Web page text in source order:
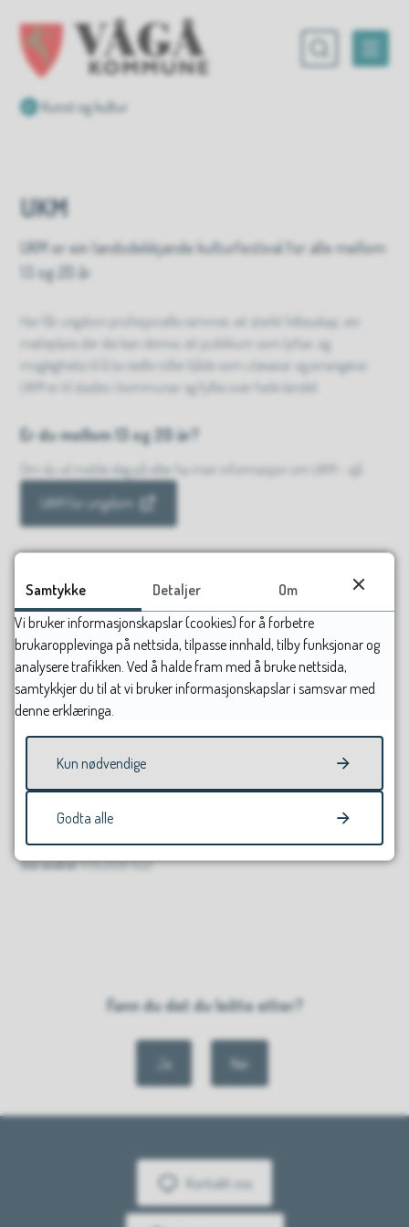
Du er her:
Kunst og kultur
UKM
UKM er ein landsdekkjande kulturfestival for alle mellom
13 og 20 år.
Her får ungdom profesjonelle rammer, eit sterkt fellesskap, ein
møteplass der dei kan skinne, eit publikum som lyttar, og
moglegheita til å ta reelle roller både som utøvarar og arrangørar.
UKM er til stades i kommunar og fylke over heile landet.
Er du mellom 13 og 20 år?
Om du vil melde deg på eller ha meir informasjon om UKM - sjå
UKM for ungdom
Sjå informasjon for deg som føresett på
UKM for føresette
Kommunekontakt
Sist endret 11.05.2026 15.22
Fann du det du leitte etter?
Ja Nei
Kontakt oss
Samtykke Detaljer
Om
Vi bruker informasjonskapslar (cookies) for å forbetre
brukaropplevinga på nettsida, tilpasse innhald, tilby funksjonar og
analysere trafikken. Ved å halde fram med å bruke nettsida,
samtykkjer du til at vi bruker informasjonskapslar i samsvar med
denne erklæringa.
Kun nødvendige
Godta alle